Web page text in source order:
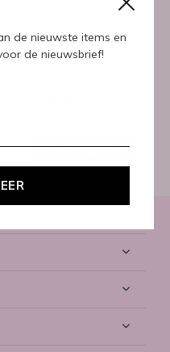
de nieuwste items en
de nieuwsbrief!
onze